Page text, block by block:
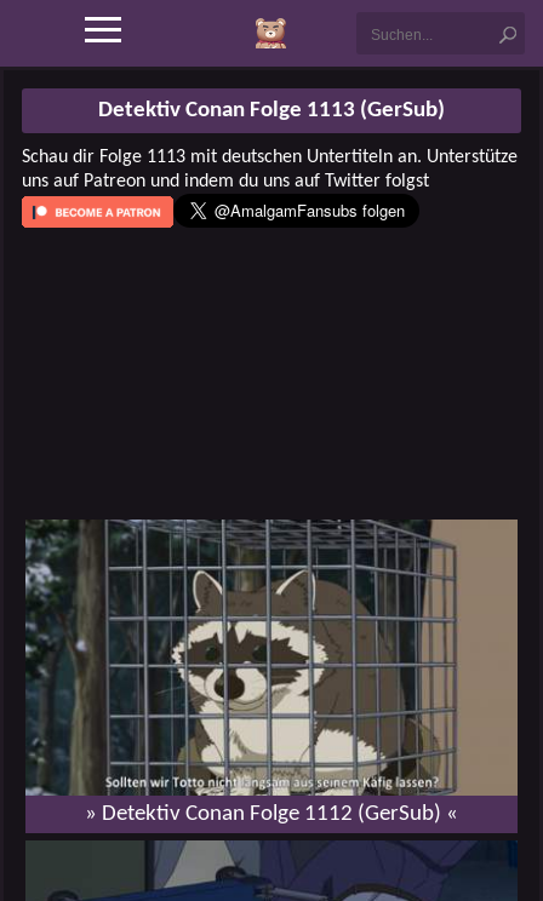
Detektiv Conan Folge 1113 (GerSub)
Schau dir Folge 1113 mit deutschen Untertiteln an. Unterstütze
uns auf Patreon und indem du uns auf Twitter folgst
» Detektiv Conan Folge 1112 (GerSub) «